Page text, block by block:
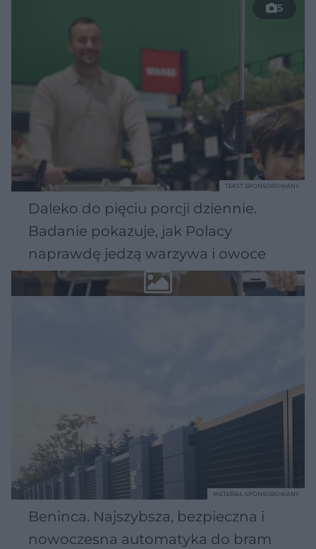
5
Daleko do pięciu porcji dziennie.
Badanie pokazuje, jak Polacy
naprawdę jedzą warzywa i owoce
TEKST SPONSOROWANY
Beninca. Najszybsza, bezpieczna i
nowoczesna automatyka do bram
MATERIAŁ SPONSOROWANY